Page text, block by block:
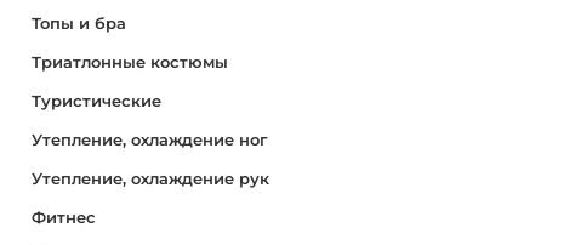
Топы и бра
Триатлонные костюмы
Туристические
Утепление, охлаждение ног
Утепление, охлаждение рук
Фитнес